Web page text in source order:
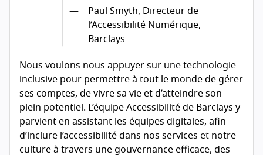
Paul Smyth, Directeur de
l’Accessibilité Numérique,
Barclays
Nous voulons nous appuyer sur une technologie
inclusive pour permettre à tout le monde de gérer
ses comptes, de vivre sa vie et d’atteindre son
plein potentiel. L’équipe Accessibilité de Barclays y
parvient en assistant les équipes digitales, afin
d’inclure l’accessibilité dans nos services et notre
culture à travers une gouvernance efficace, des